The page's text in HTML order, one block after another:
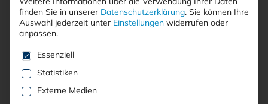
Alle Beiträge mit dem
Schlagwort “DLL-Side-
Loading”
finden Sie in unserer Datenschutzerklärung. Sie können Ihre
Auswahl jederzeit unter Einstellungen widerrufen oder
anpassen.
Es folgt eine Liste der Service-Gruppen, für die eine
Essenziell
Statistiken
Externe Medien